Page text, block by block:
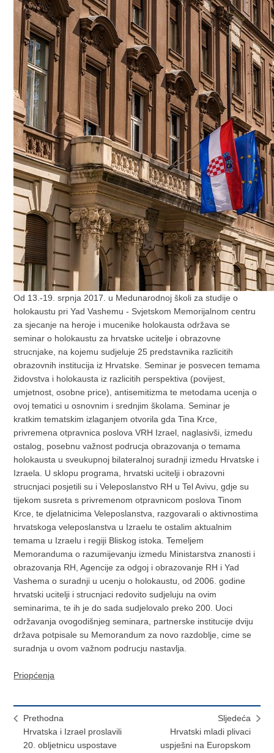
Od 13.-19. srpnja 2017. u Medunarodnoj školi za studije o
holokaustu pri Yad Vashemu - Svjetskom Memorijalnom centru
za sjecanje na heroje i mucenike holokausta održava se
seminar o holokaustu za hrvatske ucitelje i obrazovne
strucnjake, na kojemu sudjeluje 25 predstavnika razlicitih
obrazovnih institucija iz Hrvatske. Seminar je posvecen temama
židovstva i holokausta iz razlicitih perspektiva (povijest,
umjetnost, osobne price), antisemitizma te metodama ucenja o
ovoj tematici u osnovnim i srednjim školama. Seminar je
kratkim tematskim izlaganjem otvorila gda Tina Krce,
privremena otpravnica poslova VRH Izrael, naglasivši, izmedu
ostalog, posebnu važnost podrucja obrazovanja o temama
holokausta u sveukupnoj bilateralnoj suradnji izmedu Hrvatske i
Izraela. U sklopu programa, hrvatski ucitelji i obrazovni
strucnjaci posjetili su i Veleposlanstvo RH u Tel Avivu, gdje su
tijekom susreta s privremenom otpravnicom poslova Tinom
Krce, te djelatnicima Veleposlanstva, razgovarali o aktivnostima
hrvatskoga veleposlanstva u Izraelu te ostalim aktualnim
temama u Izraelu i regiji Bliskog istoka. Temeljem
Memoranduma o razumijevanju izmedu Ministarstva znanosti i
obrazovanja RH, Agencije za odgoj i obrazovanje RH i Yad
Vashema o suradnji u ucenju o holokaustu, od 2006. godine
hrvatski ucitelji i strucnjaci redovito sudjeluju na ovim
seminarima, te ih je do sada sudjelovalo preko 200. Uoci
održavanja ovogodišnjeg seminara, partnerske institucije dviju
država potpisale su Memorandum za novo razdoblje, cime se
suradnja u ovom važnom podrucju nastavlja.
Priopćenja
Prethodna
Hrvatska i Izrael proslavili
20. obljetnicu uspostave
Sljedeća
Hrvatski mladi plivaci
uspješni na Europskom